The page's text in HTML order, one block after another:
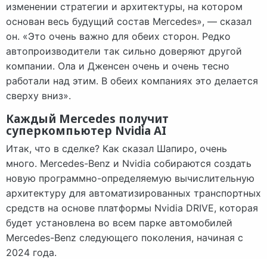
изменении стратегии и архитектуры, на котором
основан весь будущий состав Mercedes», — сказал
он. «Это очень важно для обеих сторон. Редко
автопроизводители так сильно доверяют другой
компании. Ола и Дженсен очень и очень тесно
работали над этим. В обеих компаниях это делается
сверху вниз».
Каждый Mercedes получит
суперкомпьютер Nvidia AI
Итак, что в сделке? Как сказал Шапиро, очень
много. Mercedes-Benz и Nvidia собираются создать
новую программно-определяемую вычислительную
архитектуру для автоматизированных транспортных
средств на основе платформы Nvidia DRIVE, которая
будет установлена ​​во всем парке автомобилей
Mercedes-Benz следующего поколения, начиная с
2024 года.